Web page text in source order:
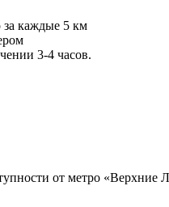
за каждые 5 км
3-4 часов.
от метро